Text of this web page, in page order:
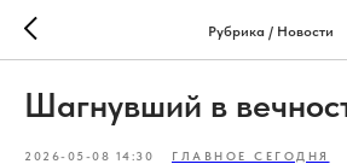
Рубрика / Новости
Шагнувший в
2026-05-08 14:30 ГЛАВНОЕ СЕГОДНЯ